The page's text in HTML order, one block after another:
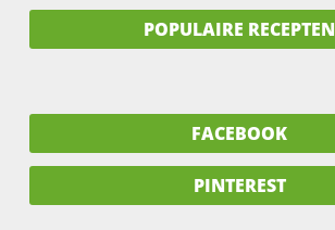
POPULAIRE RECEPTEN
FACEBOOK
PINTEREST